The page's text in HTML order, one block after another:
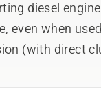
diesel
even when
(with direct